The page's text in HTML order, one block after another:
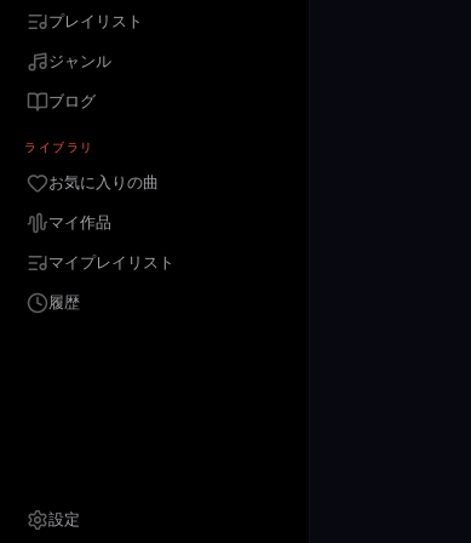
プレイリスト
ジャンル
ブログ
ライブラリ
お気に入りの曲
マイ作品
マイプレイリスト
履歴
設定